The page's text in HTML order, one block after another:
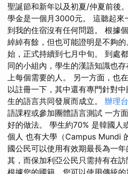
聖誕節和新年以及初夏/仲夏前後
學金是一個月3000元。 這聽起來
到我的住宿沒有任何問題。 根據
綽綽有餘，但也可能證明是不夠
始，正式持續到七月中旬。 到處
同的小組內，學生的漢語知識也
上每個需要的人。 另一方面，也
以註冊一下，其中還有專門針對
生的語言共同發展而成立。 辦理
語課程或參加團體語言測試 一方
好的做法。 學生約70% 是韓國人
個人 也有大學（Campus Mundi
國公民可以使用有效期最長為一
其，而保加利亞公民只需持有在訪
根據您的國籍，您可以使用傳統